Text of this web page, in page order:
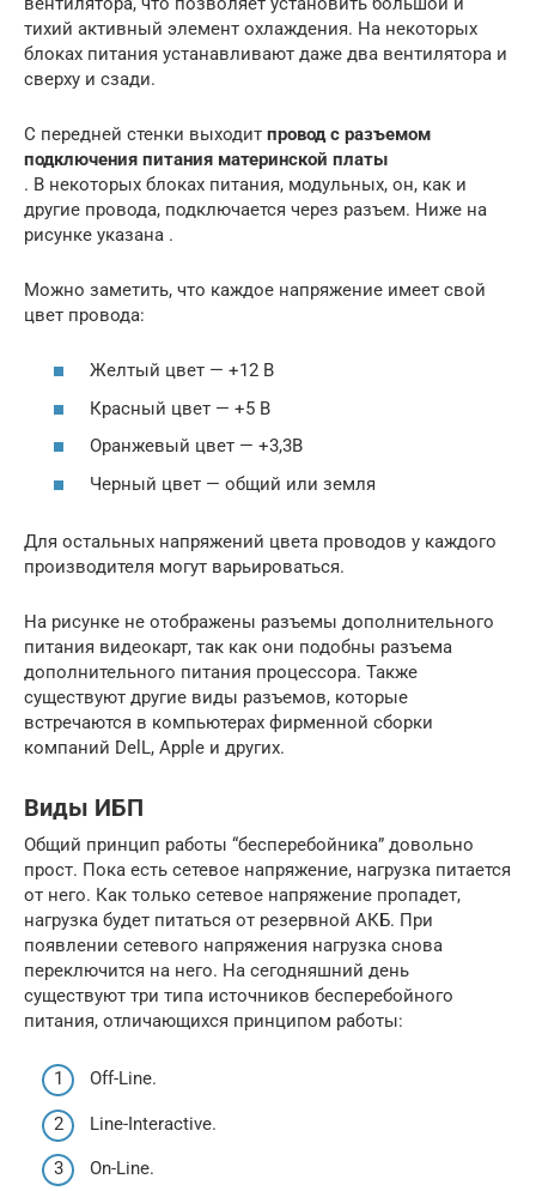
тихий активный элемент охлаждения. На некоторых
блоках питания устанавливают даже два вентилятора и
сверху и сзади.
С передней стенки выходит провод с разъемом
подключения питания материнской платы
. В некоторых блоках питания, модульных, он, как и
другие провода, подключается через разъем. Ниже на
рисунке указана .
Можно заметить, что каждое напряжение имеет свой
цвет провода:
Желтый цвет — +12 В
Красный цвет — +5 В
Оранжевый цвет — +3,3В
Черный цвет — общий или земля
Для остальных напряжений цвета проводов у каждого
производителя могут варьироваться.
На рисунке не отображены разъемы дополнительного
питания видеокарт, так как они подобны разъема
дополнительного питания процессора. Также
существуют другие виды разъемов, которые
встречаются в компьютерах фирменной сборки
компаний DelL, Apple и других.
Виды ИБП
Общий принцип работы “бесперебойника” довольно
прост. Пока есть сетевое напряжение, нагрузка питается
от него. Как только сетевое напряжение пропадет,
нагрузка будет питаться от резервной АКБ. При
появлении сетевого напряжения нагрузка снова
переключится на него. На сегодняшний день
существуют три типа источников бесперебойного
питания, отличающихся принципом работы:
Off-Line.
Line-Interactive.
On-Line.